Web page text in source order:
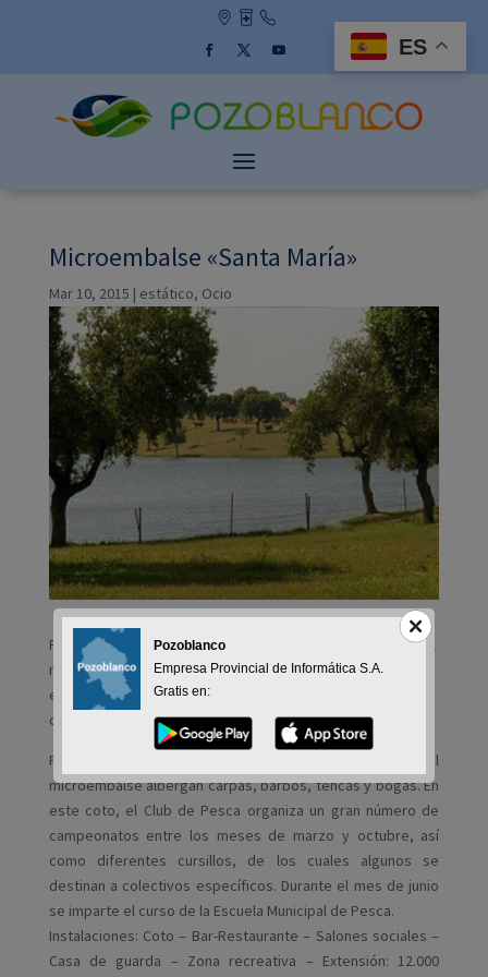
Microembalse «Santa María»
Mar 10, 2015 | estático, Ocio
Primer coto municipal de pesca de Andalucía. Las aguas del
microembalse albergan carpas, barbos, tencas y bogas. En
este coto, el Club de Pesca organiza un gran número de
campeonatos entre los meses de marzo y octubre
Primer coto municipal de pesca de Andalucía. Las aguas del
microembalse albergan carpas, barbos, tencas y bogas. En
este coto, el Club de Pesca organiza un gran número de
campeonatos entre los meses de marzo y octubre, así
como diferentes cursillos, de los cuales algunos se
destinan a colectivos específicos. Durante el mes de junio
se imparte el curso de la Escuela Municipal de Pesca.
Instalaciones: Coto – Bar-Restaurante – Salones sociales –
Casa de guarda – Zona recreativa – Extensión: 12.000
ES
Pozoblanco
Empresa Provincial de Informática S.A.
Gratis en: